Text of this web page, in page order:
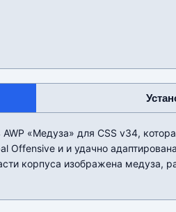
«Медуза» для CSS v34,
Offensive и и удачно
корпуса изображена медуза,